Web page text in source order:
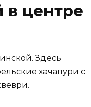
в центре
Здесь
хачапури с